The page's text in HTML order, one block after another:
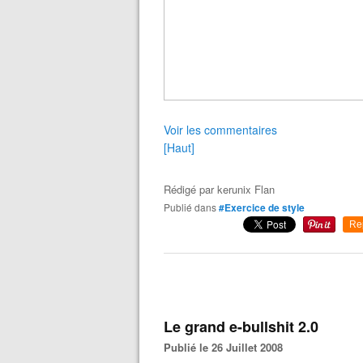
Voir les commentaires
[Haut]
Rédigé parkerunix Flan
Publié dans#Exercice de style
Le grand e-bullshit 2.0
Publié le 26 Juillet 2008